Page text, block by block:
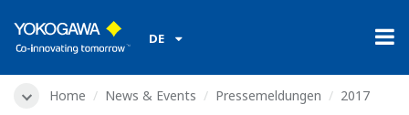
DE
Home News & Events Pressemeldungen
2017